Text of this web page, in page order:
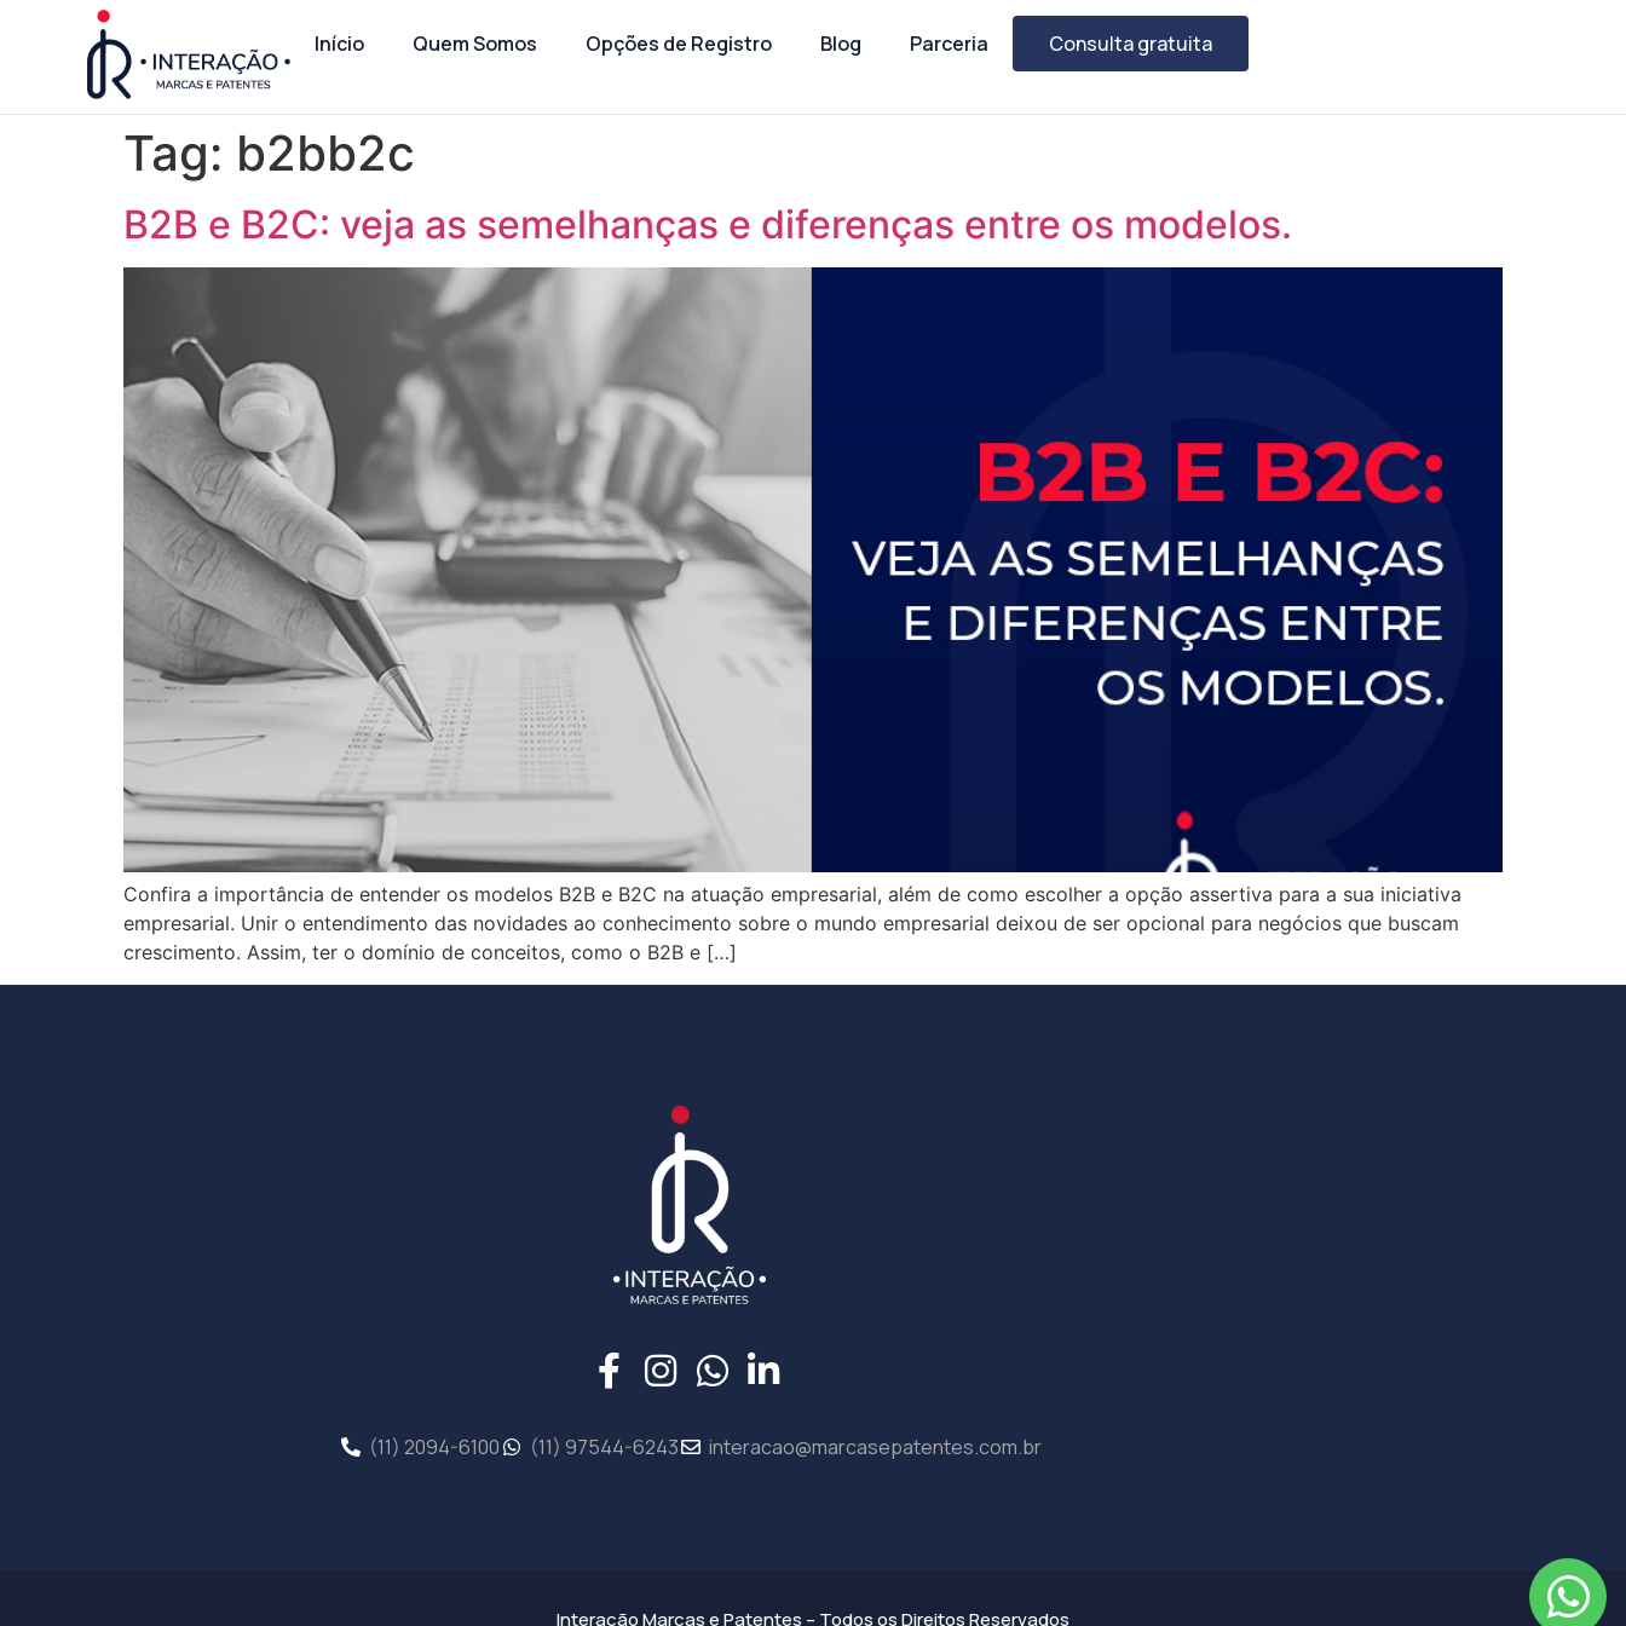
Início Quem Somos Opções de Registro Blog Parceria Consulta gratuita
Tag: b2bb2c
B2B e B2C: veja as semelhanças e diferenças entre os modelos.
Confira a importância de entender os modelos B2B e B2C na atuação empresarial, além de como escolher a opção assertiva para a sua iniciativa
empresarial. Unir o entendimento das novidades ao conhecimento sobre o mundo empresarial deixou de ser opcional para negócios que buscam
crescimento. Assim, ter o domínio de conceitos, como o B2B e […]
(11) 2094-6100 (11) 97544-6243 interacao@marcasepatentes.com.br
Interação Marcas e Patentes – Todos os Direitos Reservados